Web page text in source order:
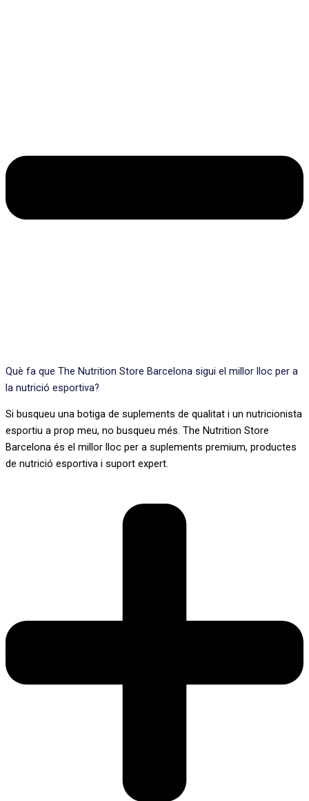
Què fa que The Nutrition Store Barcelona sigui el millor lloc per a
la nutrició esportiva?
Si busqueu una botiga de suplements de qualitat i un nutricionista
esportiu a prop meu, no busqueu més. The Nutrition Store
Barcelona és el millor lloc per a suplements premium, productes
de nutrició esportiva i suport expert.